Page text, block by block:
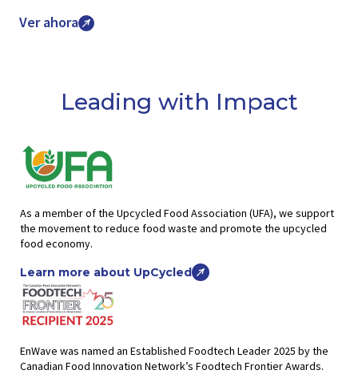
Ver ahora
Leading with Impact
As a member of the Upcycled Food Association (UFA), we support
the movement to reduce food waste and promote the upcycled
food economy.
Learn more about UpCycled
EnWave was named an Established Foodtech Leader 2025 by the
Canadian Food Innovation Network’s Foodtech Frontier Awards.